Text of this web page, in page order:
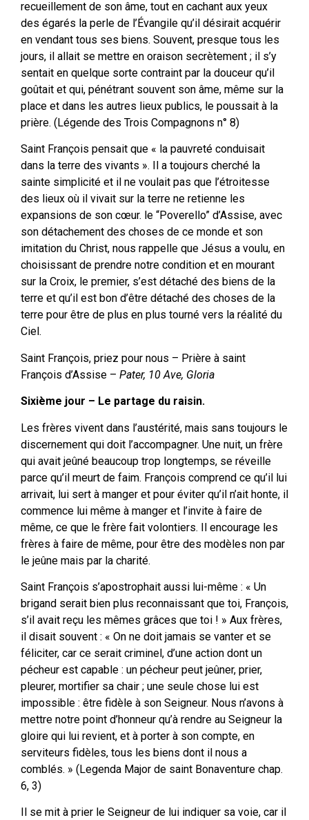
recueillement de son âme, tout en cachant aux yeux
des égarés la perle de l’Évangile qu’il désirait acquérir
en vendant tous ses biens. Souvent, presque tous les
jours, il allait se mettre en oraison secrètement ; il s’y
sentait en quelque sorte contraint par la douceur qu’il
goûtait et qui, pénétrant souvent son âme, même sur la
place et dans les autres lieux publics, le poussait à la
prière. (Légende des Trois Compagnons n° 8)
Saint François pensait que « la pauvreté conduisait
dans la terre des vivants ». Il a toujours cherché la
sainte simplicité et il ne voulait pas que l’étroitesse
des lieux où il vivait sur la terre ne retienne les
expansions de son cœur. le “Poverello” d’Assise, avec
son détachement des choses de ce monde et son
imitation du Christ, nous rappelle que Jésus a voulu, en
choisissant de prendre notre condition et en mourant
sur la Croix, le premier, s’est détaché des biens de la
terre et qu’il est bon d’être détaché des choses de la
terre pour être de plus en plus tourné vers la réalité du
Ciel.
Saint François, priez pour nous – Prière à saint
François d’Assise – Pater, 10 Ave, Gloria
Sixième jour – Le partage du raisin.
Les frères vivent dans l’austérité, mais sans toujours le
discernement qui doit l’accompagner. Une nuit, un frère
qui avait jeûné beaucoup trop longtemps, se réveille
parce qu’il meurt de faim. François comprend ce qu’il lui
arrivait, lui sert à manger et pour éviter qu’il n’ait honte, il
commence lui même à manger et l’invite à faire de
même, ce que le frère fait volontiers. Il encourage les
frères à faire de même, pour être des modèles non par
le jeûne mais par la charité.
Saint François s’apostrophait aussi lui-même : « Un
brigand serait bien plus reconnaissant que toi, François,
s’il avait reçu les mêmes grâces que toi ! » Aux frères,
il disait souvent : « On ne doit jamais se vanter et se
féliciter, car ce serait criminel, d’une action dont un
pécheur est capable : un pécheur peut jeûner, prier,
pleurer, mortifier sa chair ; une seule chose lui est
impossible : être fidèle à son Seigneur. Nous n’avons à
mettre notre point d’honneur qu’à rendre au Seigneur la
gloire qui lui revient, et à porter à son compte, en
serviteurs fidèles, tous les biens dont il nous a
comblés. » (Legenda Major de saint Bonaventure chap.
6, 3)
Il se mit à prier le Seigneur de lui indiquer sa voie, car il